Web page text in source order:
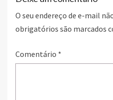
O seu endereço de e-mail
obrigatórios são marcados
Comentário *